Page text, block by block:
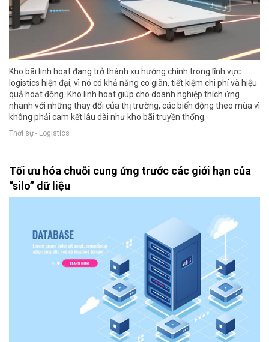
Kho bãi linh hoạt đang trở thành xu hướng chính trong lĩnh vực
logistics hiện đại, vì nó có khả năng co giãn, tiết kiệm chi phí và hiệu
quả hoạt động. Kho linh hoạt giúp cho doanh nghiệp thích ứng
nhanh với những thay đổi của thị trường, các biến động theo mùa vì
không phải cam kết lâu dài như kho bãi truyền thống.
Thời sự - Logistics
Tối ưu hóa chuỗi cung ứng trước các giới hạn của
“silo” dữ liệu